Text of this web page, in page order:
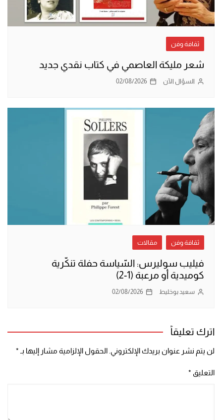
ثقافة وفن
شعر مليكة العاصمي في كتاب نقدي جديد
السؤال الآن 02/08/2026
ثقافة وفن مقالات
فيليب سوليرس: السّياسة حفلة تنكّرية
كوميدية أو مرعبة (1-2)
سعيد بوخليط 02/08/2026
اترك تعليقاً
لن يتم نشر عنوان بريدك الإلكتروني. الحقول الإلزامية مشار إليها بـ *
التعليق *